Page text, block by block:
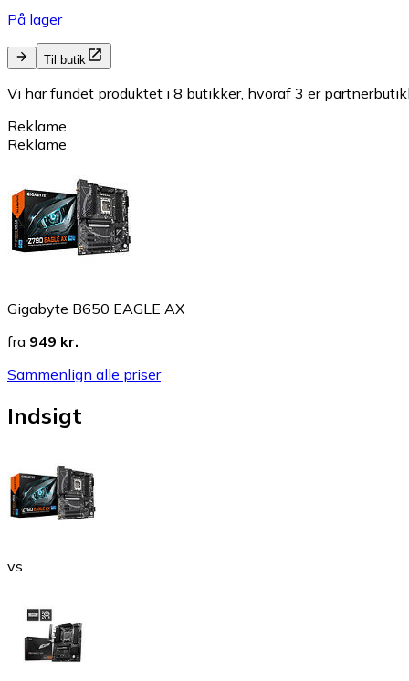
På lager
Til butik
Vi har fundet produktet i 8 butikker, hvoraf 3 er
Reklame
Reklame
Gigabyte B650 EAGLE AX
fra 949 kr.
Sammenlign alle priser
Indsigt
vs.